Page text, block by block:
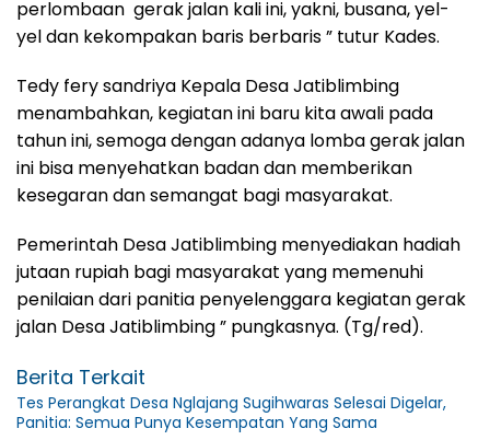
perlombaan gerak jalan kali ini, yakni, busana, yel-
yel dan kekompakan baris berbaris ” tutur Kades.
Tedy fery sandriya Kepala Desa Jatiblimbing
menambahkan, kegiatan ini baru kita awali pada
tahun ini, semoga dengan adanya lomba gerak jalan
ini bisa menyehatkan badan dan memberikan
kesegaran dan semangat bagi masyarakat.
Pemerintah Desa Jatiblimbing menyediakan hadiah
jutaan rupiah bagi masyarakat yang memenuhi
penilaian dari panitia penyelenggara kegiatan gerak
jalan Desa Jatiblimbing ” pungkasnya. (Tg/red).
Berita Terkait
Tes Perangkat Desa Nglajang Sugihwaras Selesai Digelar,
Panitia: Semua Punya Kesempatan Yang Sama